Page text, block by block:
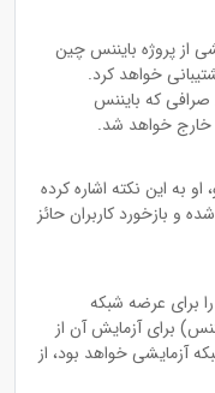
از پروژه بایننس چین
خواهد کرد.
صرافی که بایننس
به این نکته اشاره کرده
و بازخورد کاربران حائز
مشخص شد. روز ۲۰ فوریه را برای عرضه شبکه
برای آزمایش آن از
آزمایشی خواهد بود، از